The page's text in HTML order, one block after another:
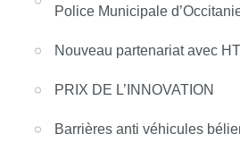
Police Municipale
Nouveau partenariat avec
PRIX DE L’INNOVATION
Barrières anti véhicules